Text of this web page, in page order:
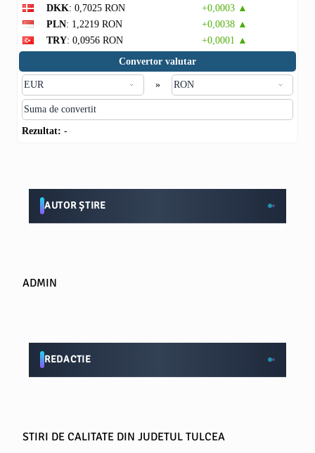
DKK: 0,7025 RON
+0,0003 ▲
PLN: 1,2219 RON
+0,0038 ▲
TRY: 0,0956 RON
+0,0001 ▲
Convertor valutar
»
Rezultat: -
AUTOR ȘTIRE
ADMIN
REDACTIE
STIRI DE CALITATE DIN JUDETUL TULCEA